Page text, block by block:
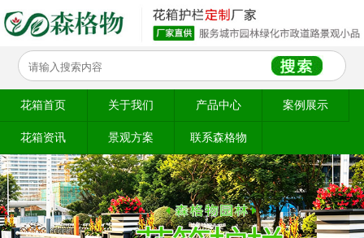
花箱首页 关于我们 产品中心 案例展示
花箱资讯 景观方案 联系森格物